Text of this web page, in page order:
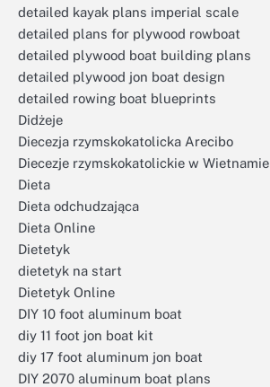
detailed kayak plans imperial scale
detailed plans for plywood rowboat
detailed plywood boat building plans
detailed plywood jon boat design
detailed rowing boat blueprints
Didżeje
Diecezja rzymskokatolicka Arecibo
Diecezje rzymskokatolickie w Wietnamie
Dieta
Dieta odchudzająca
Dieta Online
Dietetyk
dietetyk na start
Dietetyk Online
DIY 10 foot aluminum boat
diy 11 foot jon boat kit
diy 17 foot aluminum jon boat
DIY 2070 aluminum boat plans